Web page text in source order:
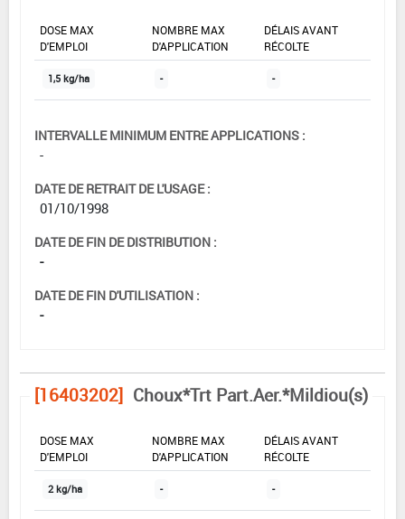
DOSE MAX
D'EMPLOI
NOMBRE MAX
D'APPLICATION
DÉLAIS AVANT
RÉCOLTE
1,5 kg/ha - -
INTERVALLE MINIMUM ENTRE APPLICATIONS :
-
DATE DE RETRAIT DE L'USAGE :
01/10/1998
DATE DE FIN DE DISTRIBUTION :
-
DATE DE FIN D'UTILISATION :
-
[16403202] Choux*Trt Part.Aer.*Mildiou(s)
DOSE MAX
D'EMPLOI
NOMBRE MAX
D'APPLICATION
DÉLAIS AVANT
RÉCOLTE
2 kg/ha - -